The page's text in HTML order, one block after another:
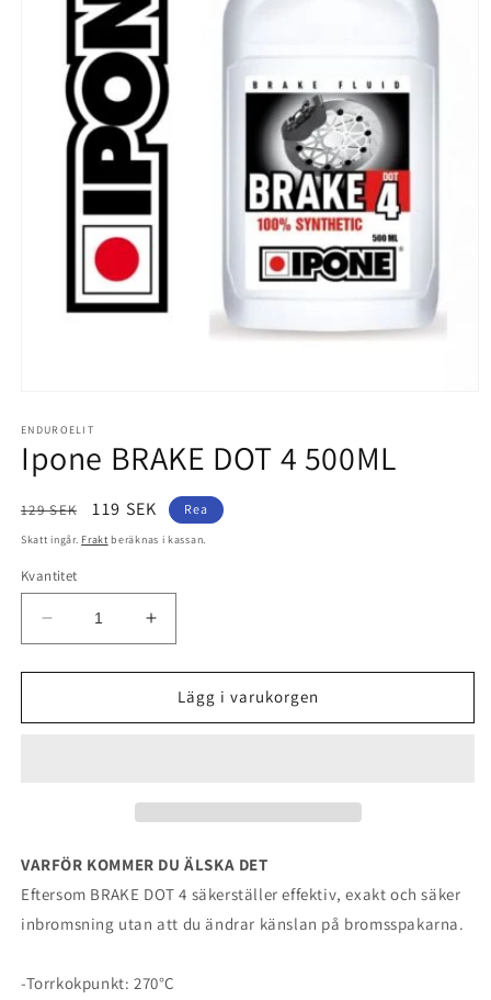
1
i
modalfönster
ENDUROELIT
Ipone BRAKE DOT 4 500ML
Ordinarie
pris
129 SEK Försäljningspris
119 SEK Rea
Skatt ingår. Frakt beräknas i kassan.
Kvantitet
Minska
kvantitet
för
BRAKE
Öka
kvantitet
för
Ipone
BRAKE
Lägg i varukorgen
VARFÖR KOMMER DU ÄLSKA DET
Eftersom BRAKE DOT 4 säkerställer effektiv, exakt och säker
inbromsning utan att du ändrar känslan på bromsspakarna.
-Torrkokpunkt: 270°C